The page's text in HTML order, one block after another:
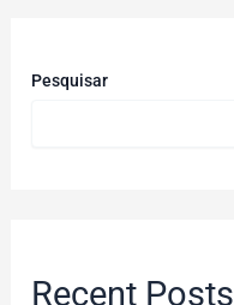
Pesquisar
Recent Posts